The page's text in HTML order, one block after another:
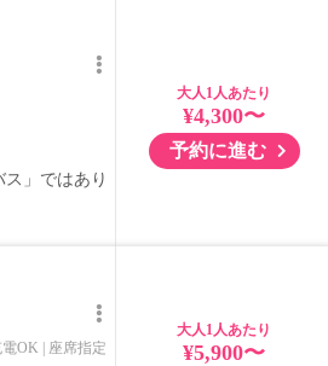
ス」ではあり
大人
¥4,300〜
予約に進む
電OK 座席指定
大人
¥5,900〜